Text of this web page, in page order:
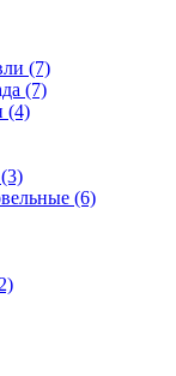
(7)
(7)
(4)
(3)
(6)